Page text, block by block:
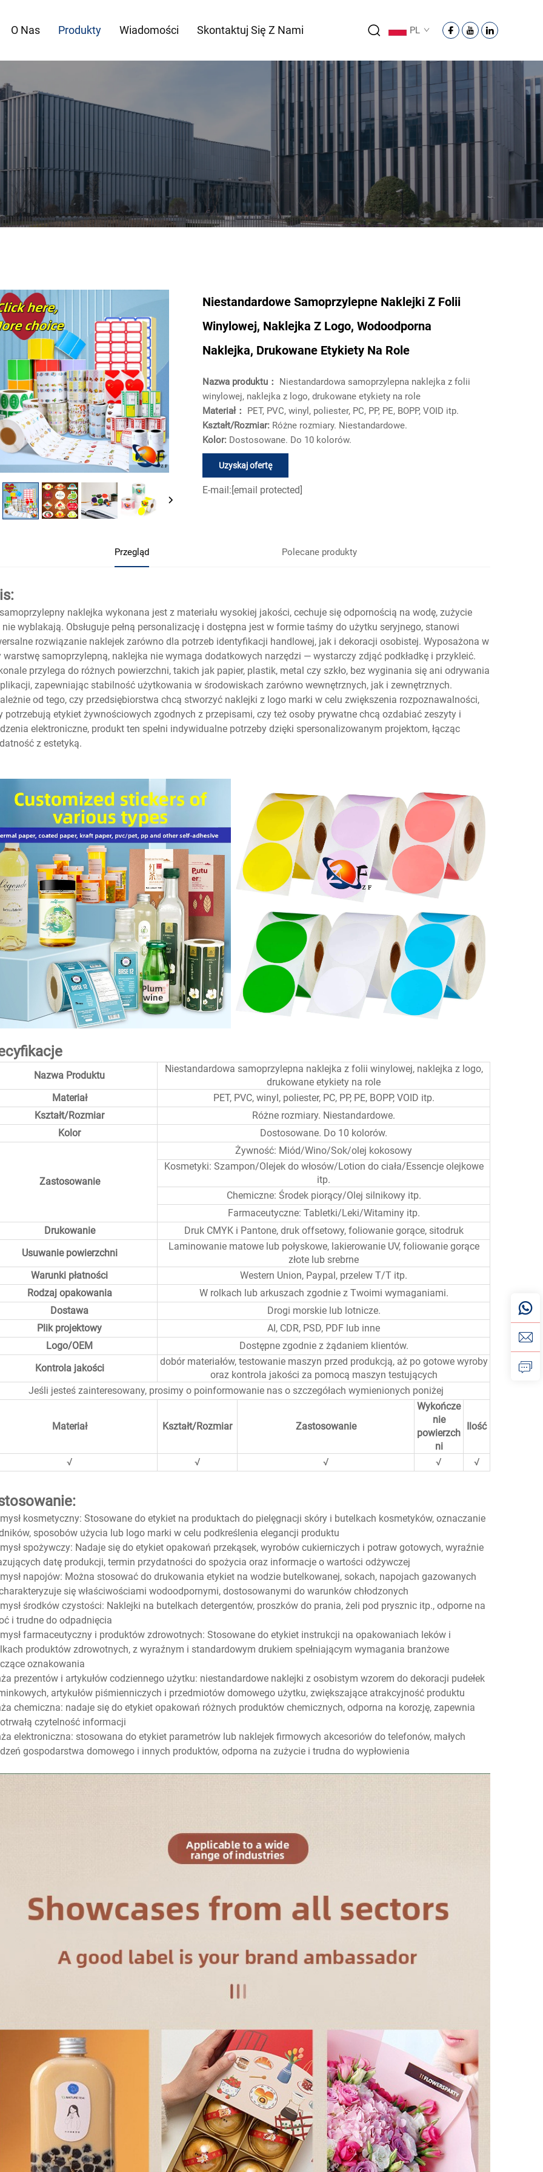
O Nas Produkty Wiadomości Skontaktuj Się Z Nami PL
Niestandardowe Samoprzylepne Naklejki Z Folii
Winylowej, Naklejka Z Logo, Wodoodporna
Naklejka, Drukowane Etykiety Na Role
Nazwa produktu： Niestandardowa samoprzylepna naklejka z folii
winylowej, naklejka z logo, drukowane etykiety na role
Materiał： PET, PVC, winyl, poliester, PC, PP, PE, BOPP, VOID itp.
Kształt/Rozmiar: Różne rozmiary. Niestandardowe.
Kolor: Dostosowane. Do 10 kolorów.
Uzyskaj ofertę
E-mail:[email protected]
Przegląd Polecane produkty
naklejka wykonana jest z materiału wysokiej jakości, cechuje się odpornością na wodę, zużycie
nie wyblakają. Obsługuje pełną personalizację i dostępna jest w formie taśmy do użytku seryjnego, stanowi
rozwiązanie naklejek zarówno dla potrzeb identyfikacji handlowej, jak i dekoracji osobistej. Wyposażona w
warstwę samoprzylepną, naklejka nie wymaga dodatkowych narzędzi — wystarczy zdjąć podkładkę i przykleić.
przylega do różnych powierzchni, takich jak papier, plastik, metal czy szkło, bez wyginania się ani odrywania
zapewniając stabilność użytkowania w środowiskach zarówno wewnętrznych, jak i zewnętrznych.
od tego, czy przedsiębiorstwa chcą stworzyć naklejki z logo marki w celu zwiększenia rozpoznawalności,
potrzebują etykiet żywnościowych zgodnych z przepisami, czy też osoby prywatne chcą ozdabiać zeszyty i
elektroniczne, produkt ten spełni indywidualne potrzeby dzięki spersonalizowanym projektom, łącząc
z estetyką.
Nazwa Produktu
Niestandardowa samoprzylepna naklejka z folii winylowej, naklejka z logo,
drukowane etykiety na role
Materiał
PET, PVC, winyl, poliester, PC, PP, PE, BOPP, VOID itp.
Kształt/Rozmiar
Różne rozmiary. Niestandardowe.
Kolor
Dostosowane. Do 10 kolorów.
Zastosowanie
Żywność: Miód/Wino/Sok/olej kokosowy
Kosmetyki: Szampon/Olejek do włosów/Lotion do ciała/Essencje olejkowe
itp.
Chemiczne: Środek piorący/Olej silnikowy itp.
Farmaceutyczne: Tabletki/Leki/Witaminy itp.
Drukowanie
Druk CMYK i Pantone, druk offsetowy, foliowanie gorące, sitodruk
Usuwanie powierzchni
Laminowanie matowe lub połyskowe, lakierowanie UV, foliowanie gorące
złote lub srebrne
Warunki płatności
Western Union, Paypal, przelew T/T itp.
Rodzaj opakowania
W rolkach lub arkuszach zgodnie z Twoimi wymaganiami.
Dostawa
Drogi morskie lub lotnicze.
Plik projektowy
AI, CDR, PSD, PDF lub inne
Logo/OEM
Dostępne zgodnie z żądaniem klientów.
Kontrola jakości
dobór materiałów, testowanie maszyn przed produkcją, aż po gotowe wyroby
oraz kontrola jakości za pomocą maszyn testujących
Jeśli jesteś zainteresowany, prosimy o poinformowanie nas o szczegółach wymienionych poniżej
Materiał Kształt/Rozmiar Zastosowanie
Wykończe
nie
powierzch
ni
Ilość
√ √ √ √ √
kosmetyczny: Stosowane do etykiet na produktach do pielęgnacji skóry i butelkach kosmetyków, oznaczanie
sposobów użycia lub logo marki w celu podkreślenia elegancji produktu
spożywczy: Nadaje się do etykiet opakowań przekąsek, wyrobów cukierniczych i potraw gotowych, wyraźnie
datę produkcji, termin przydatności do spożycia oraz informacje o wartości odżywczej
napojów: Można stosować do drukowania etykiet na wodzie butelkowanej, sokach, napojach gazowanych
się właściwościami wodoodpornymi, dostosowanymi do warunków chłodzonych
środków czystości: Naklejki na butelkach detergentów, proszków do prania, żeli pod prysznic itp., odporne na
i trudne do odpadnięcia
farmaceutyczny i produktów zdrowotnych: Stosowane do etykiet instrukcji na opakowaniach leków i
produktów zdrowotnych, z wyraźnym i standardowym drukiem spełniającym wymagania branżowe
oznakowania
prezentów i artykułów codziennego użytku: niestandardowe naklejki z osobistym wzorem do dekoracji pudełek
artykułów piśmienniczych i przedmiotów domowego użytku, zwiększające atrakcyjność produktu
chemiczna: nadaje się do etykiet opakowań różnych produktów chemicznych, odporna na korozję, zapewnia
czytelność informacji
elektroniczna: stosowana do etykiet parametrów lub naklejek firmowych akcesoriów do telefonów, małych
gospodarstwa domowego i innych produktów, odporna na zużycie i trudna do wypłowienia